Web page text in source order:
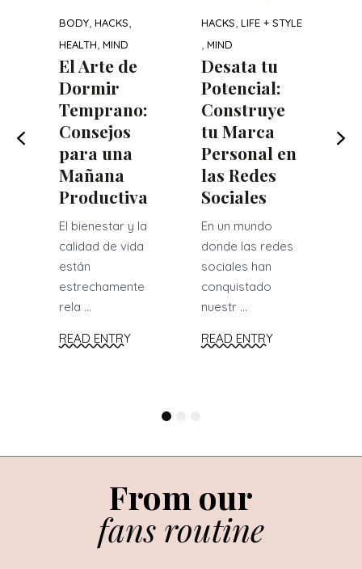
BODY HACKS
HEALTH MIND
El Arte de
Dormir
Temprano:
Consejos
para una
Mañana
Productiva
El bienestar y la
calidad de vida
están
estrechamente
rela ...
READ ENTRY
HACKS LIFE + STYLE
MIND
Desata tu
Potencial:
Construye
tu Marca
Personal en
las Redes
Sociales
En un mundo
donde las redes
sociales han
conquistado
nuestr ...
READ ENTRY
From our
fans routine